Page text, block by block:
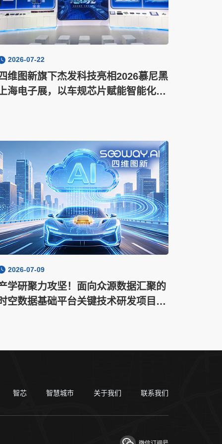
2026-07-22
维图新旗下杰发科技亮相2026慕尼黑
海电子展，以车规芯片赋能智能化新
2026-07-09
学研聚力攻坚！面向众源数据汇聚的
空数据基础平台关键技术研发项目正
智芯 智慧城市 关于我们 联系我们